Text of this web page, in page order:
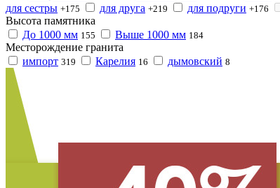
для сестры +175 для друга +219 для подруги +176
Высота памятника
До 1000 мм 155 Выше 1000 мм 184
Месторождение гранита
импорт 319 Карелия 16 дымовский 8